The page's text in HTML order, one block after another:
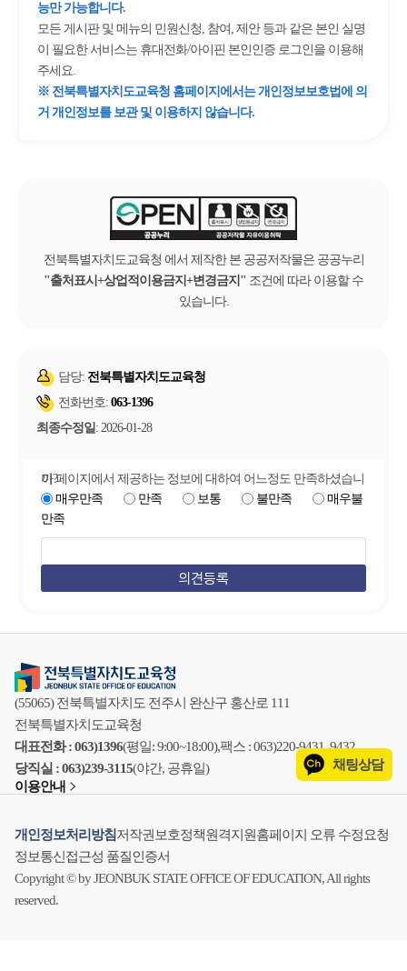
능만 가능합니다.
모든 게시판 및 메뉴의 민원신청, 참여, 제안 등과 같은 본인 실명
이 필요한 서비스는 휴대전화/아이핀 본인인증 로그인을 이용해
주세요.
※ 전북특별자치도교육청 홈페이지에서는 개인정보보호법에 의
거 개인정보를 보관 및 이용하지 않습니다.
전북특별자치도교육청 에서 제작한 본 공공저작물은 공공누리
출처표시+상업적이용금지+변경금지
조건에 따라 이용할 수
있습니다.
담당: 전북특별자치도교육청
전화번호: 063-1396
최종수정일: 2026-01-28
이 페이지에서 제공하는 정보에 대하여 어느정도 만족하셨습니까?
매우만족
만족 보통 불만족
매우불
만족
(55065) 전북특별자치도 전주시 완산구 홍산로 111
전북특별자치도교육청
대표전화 : 063)1396(평일: 9:00~18:00),팩스 : 063)220-9431, 9432
당직실 : 063)239-3115(야간, 공휴일)
이용안내
채팅상담
개인정보처리방침저작권보호정책원격지원홈페이지 오류 수정요청
정보통신접근성 품질인증서
Copyright © by JEONBUK STATE OFFICE OF EDUCATION, All rights
reserved.